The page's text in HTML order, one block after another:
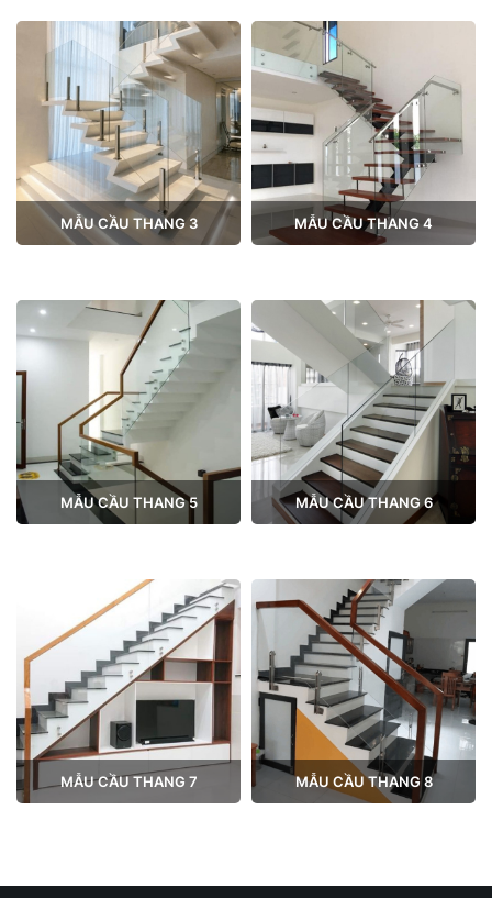
MẪU CẦU THANG 3 MẪU CẦU THANG 4
MẪU CẦU THANG 5 MẪU CẦU THANG 6
MẪU CẦU THANG 7 MẪU CẦU THANG 8